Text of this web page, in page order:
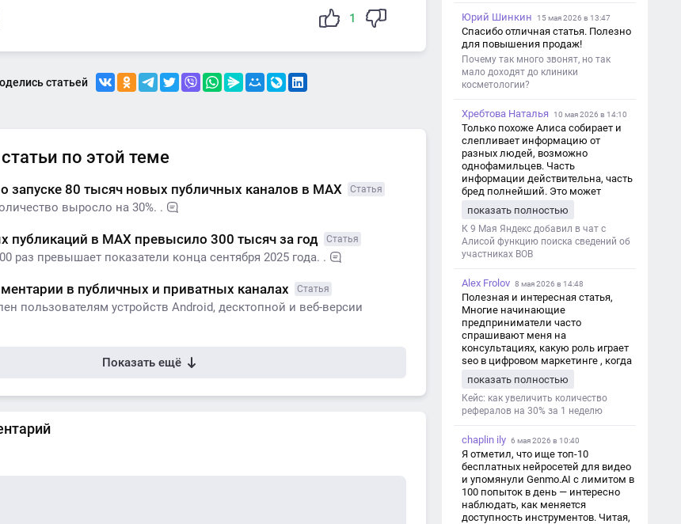
1
статьей
по этой теме
запуске 80 тысяч новых публичных каналов в MAX Статья
выросло на 30%. .
публикаций в MАХ превысило 300 тысяч за год Статья
раз превышает показатели конца сентября 2025 года. .
в публичных и приватных каналах Статья
пользователям устройств Android, десктопной и веб-версии
Показать ещё
Юрий Шинкин 15 мая 2026 в 13:47
Спасибо отличная статья. Полезно
для повышения продаж!
Почему так много звонят, но так
мало доходят до клиники
косметологии?
Хребтова Наталья 10 мая 2026 в 14:10
Только похоже Алиса собирает и
слепливает информацию от
разных людей, возможно
однофамильцев. Часть
информации действительна, часть
бред полнейший. Это может
дезинформации
показать полностью
К 9 Мая Яндекс добавил в чат с
Алисой функцию поиска сведений об
участниках ВОВ
Alex Frolov 8 мая 2026 в 14:48
Полезная и интересная статья,
Многие начинающие
предприниматели часто
спрашивают меня на
консультациях, какую роль играет
seo в цифровом маркетинге , когда
обсуждаем их проект:
https://aseotop.com/kakuyu-rol-igraet-
seo-v-czifrovom-marketinge/
показать полностью
Кейс: как увеличить количество
рефералов на 30% за 1 неделю
chaplin ily 6 мая 2026 в 10:40
Я отметил, что ище топ-10
бесплатных нейросетей для видео
и упомянули Genmo.AI с лимитом в
100 попыток в день — интересно
наблюдать, как меняется
доступность инструментов. Читая,